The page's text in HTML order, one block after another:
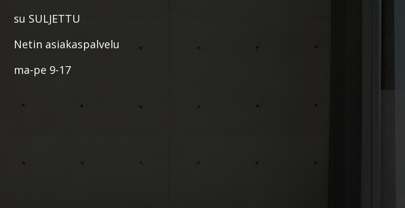
su SULJETTU
Netin asiakaspalvelu
ma-pe 9-17